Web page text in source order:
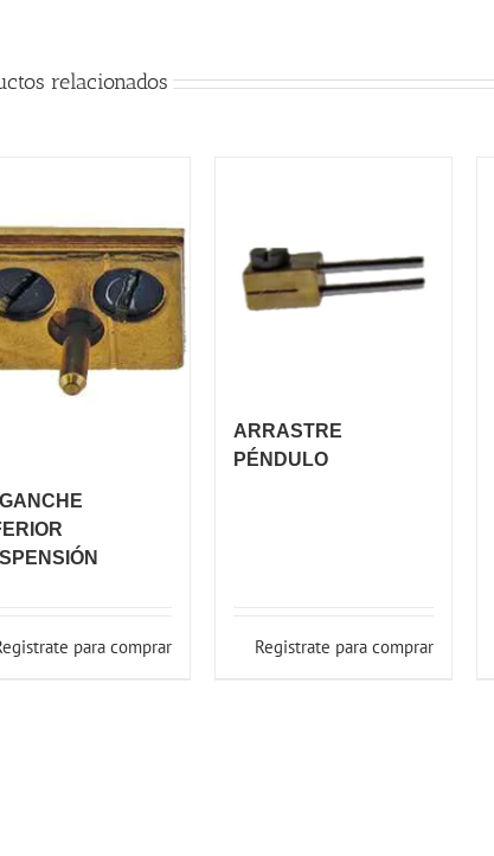
relacionados
para comprar
ARRASTRE
PÉNDULO
Registrate para comprar